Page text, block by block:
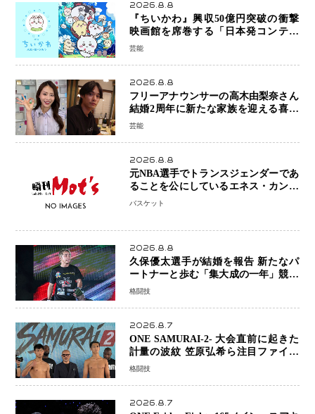
2026.8.8
『ちいかわ』興収50億円突破の衝撃
映画館を席巻する「日本発コンテン
ツ」の強さ スパイダーマン、モアナ
芸能
2026.8.8
フリーアナウンサーの高木由梨奈さん
結婚2周年に新たな家族を迎える喜び
を報告 夫・岸田タツヤさんと連名
芸能
2026.8.8
元NBA選手でトランスジェンダーであ
ることを公にしているエネス・カンタ
ーがWNBAドラフト参戦を表明「参加
バスケット
2026.8.8
久保優太選手が結婚を報告 新たなパ
ートナーと歩む「集大成の一年」競技
生活を支える存在に感謝
格闘技
2026.8.7
ONE SAMURAI-2- 大会直前に起きた
計量の波紋 笠原弘希ら注目ファイタ
ーは契約体重で決戦へ、山本歩夢と平
格闘技
2026.8.7